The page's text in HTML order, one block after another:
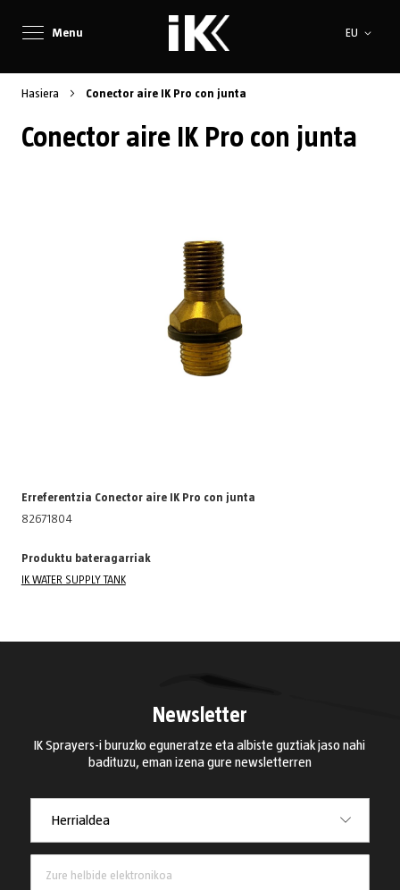
Menu Language
EU
Hasiera Conector aire IK Pro con junta
Conector aire IK Pro con junta
Erreferentzia Conector aire IK Pro con junta
82671804
Produktu bateragarriak
IK WATER SUPPLY TANK
Newsletter
IK Sprayers-i buruzko eguneratze eta albiste guztiak jaso nahi
badituzu, eman izena gure newsletterren
Herrialdea